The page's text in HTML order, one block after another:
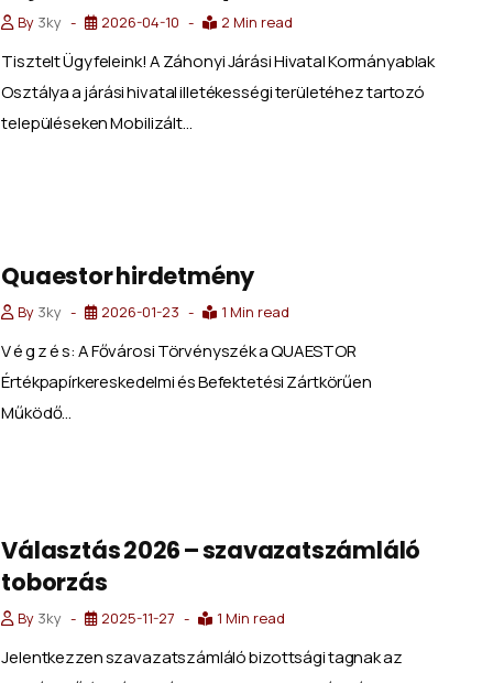
By 3ky 2026-04-10 2 Min read
Tisztelt Ügyfeleink! A Záhonyi Járási Hivatal Kormányablak
Osztálya a járási hivatal illetékességi területéhez tartozó
településeken Mobilizált...
Quaestor hirdetmény
By 3ky 2026-01-23 1 Min read
V é g z é s: A Fővárosi Törvényszék a QUAESTOR
Értékpapírkereskedelmi és Befektetési Zártkörűen
Működő...
Választás 2026 – szavazatszámláló
toborzás
By 3ky 2025-11-27 1 Min read
Jelentkezzen szavazatszámláló bizottsági tagnak az